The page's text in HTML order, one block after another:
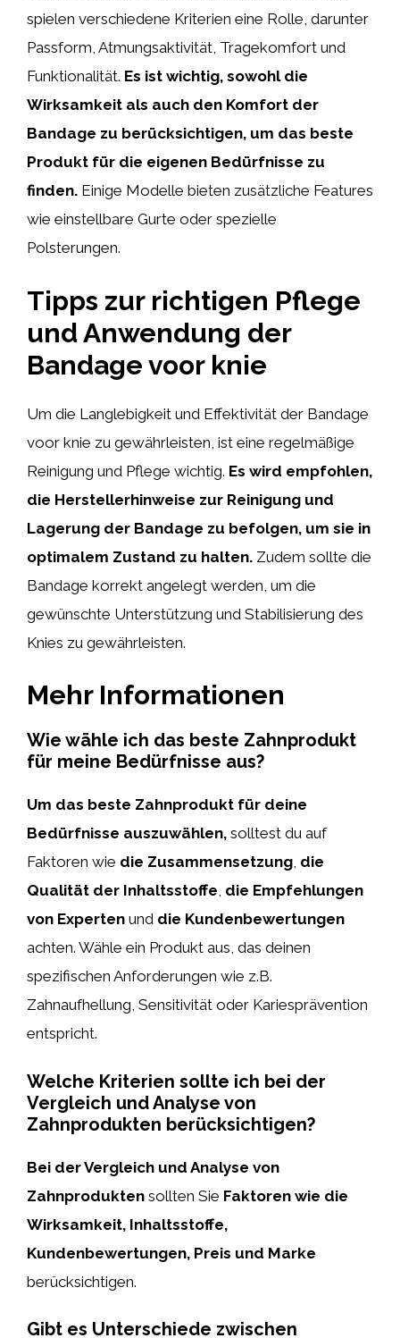
spielen verschiedene Kriterien eine Rolle, darunter
Passform, Atmungsaktivität, Tragekomfort und
Funktionalität. Es ist wichtig, sowohl die
Wirksamkeit als auch den Komfort der
Bandage zu berücksichtigen, um das beste
Produkt für die eigenen Bedürfnisse zu
finden. Einige Modelle bieten zusätzliche Features
wie einstellbare Gurte oder spezielle
Polsterungen.
Tipps zur richtigen Pflege
und Anwendung der
Bandage voor knie
Um die Langlebigkeit und Effektivität der Bandage
voor knie zu gewährleisten, ist eine regelmäßige
Reinigung und Pflege wichtig. Es wird empfohlen,
die Herstellerhinweise zur Reinigung und
Lagerung der Bandage zu befolgen, um sie in
optimalem Zustand zu halten. Zudem sollte die
Bandage korrekt angelegt werden, um die
gewünschte Unterstützung und Stabilisierung des
Knies zu gewährleisten.
Mehr Informationen
Wie wähle ich das beste Zahnprodukt
für meine Bedürfnisse aus?
Um das beste Zahnprodukt für deine
Bedürfnisse auszuwählen, solltest du auf
Faktoren wie die Zusammensetzung, die
Qualität der Inhaltsstoffe, die Empfehlungen
von Experten und die Kundenbewertungen
achten. Wähle ein Produkt aus, das deinen
spezifischen Anforderungen wie z.B.
Zahnaufhellung, Sensitivität oder Kariesprävention
entspricht.
Welche Kriterien sollte ich bei der
Vergleich und Analyse von
Zahnprodukten berücksichtigen?
Bei der Vergleich und Analyse von
Zahnprodukten sollten Sie Faktoren wie die
Wirksamkeit, Inhaltsstoffe,
Kundenbewertungen, Preis und Marke
berücksichtigen.
Gibt es Unterschiede zwischen